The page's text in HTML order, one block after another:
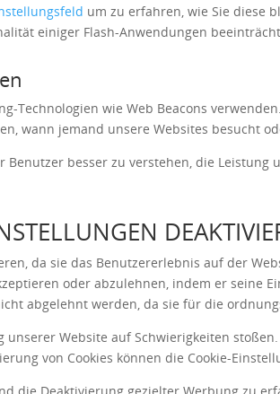
um zu erfahren, wie Sie diese
einiger Flash-Anwendungen
Technologien wie Web Beacons
wann jemand unsere Websites besucht
Benutzer besser zu verstehen, die
da sie das Benutzererlebnis auf der
oder abzulehnen, indem er seine
abgelehnt werden, da sie für die
unserer Website auf Schwierigkeiten
von Cookies können die Cookie-